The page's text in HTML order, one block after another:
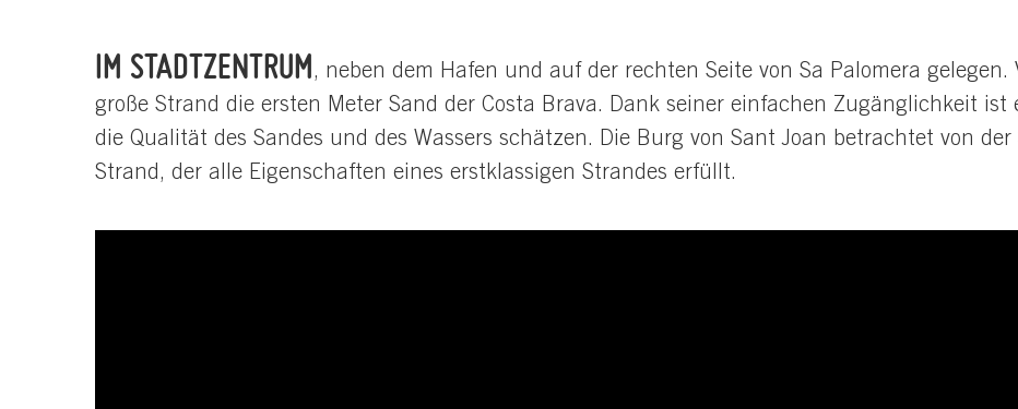
IM STADTZENTRUM, neben dem Hafen und auf der rechten Seite von Sa Palomera gelegen.
große Strand die ersten Meter Sand der Costa Brava. Dank seiner einfachen Zugänglichkeit
die Qualität des Sandes und des Wassers schätzen. Die Burg von Sant Joan betrachtet von
Strand, der alle Eigenschaften eines erstklassigen Strandes erfüllt.